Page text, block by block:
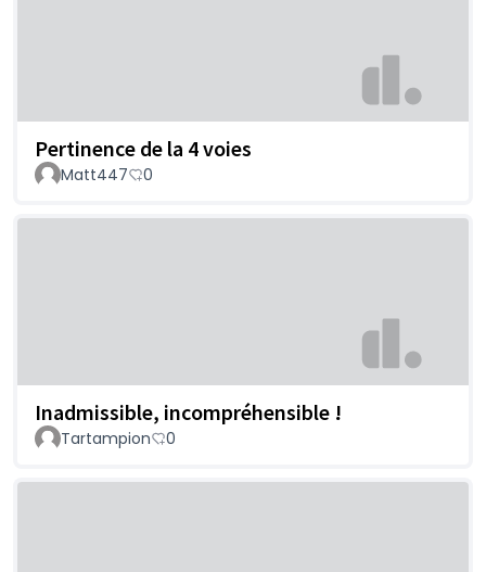
Pertinence de la 4 voies
Matt447 0
Inadmissible, incompréhensible !
Tartampion 0